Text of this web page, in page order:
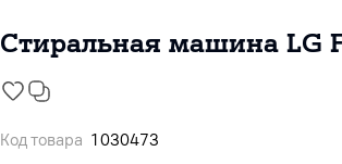
Стиральная машина LG
Код товара 1030473